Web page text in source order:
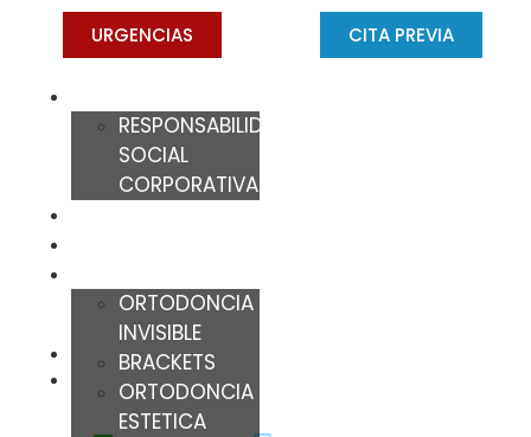
RESPONSABILIDAD
SOCIAL
CORPORATIVA
ORTODONCIA
INVISIBLE
BRACKETS
ORTODONCIA
ESTETICA
CITA PREVIA
URGENCIAS
¿Cómo limpiar la boca a un
bebé? ¡Descúbrelo!
DRA. CONCHA GROSS
JUNIO 30, 2022